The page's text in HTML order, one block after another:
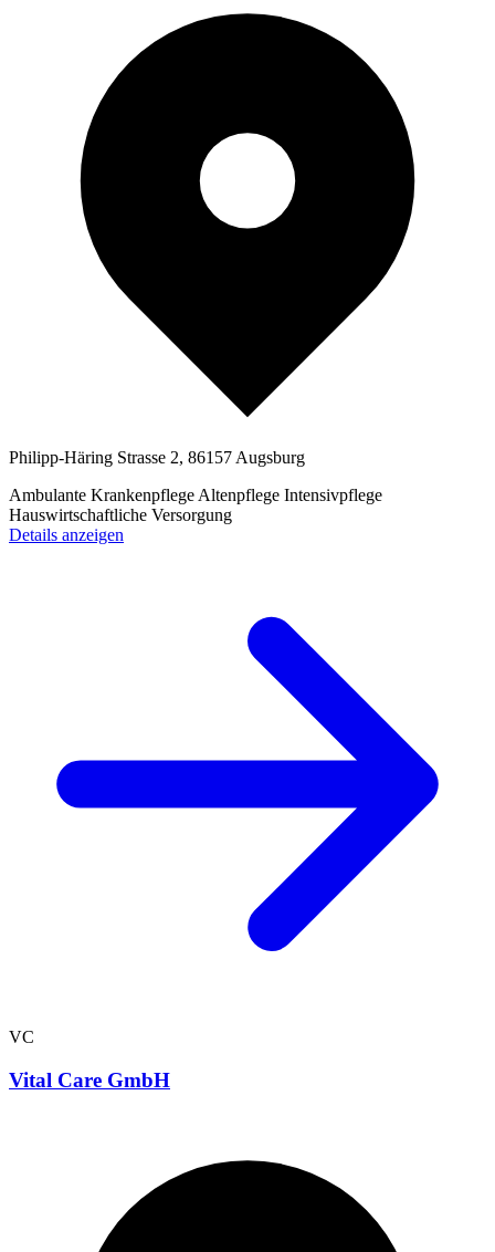
Philipp-Häring Strasse 2, 86157 Augsburg
Ambulante Krankenpflege Altenpflege Intensivpflege
Hauswirtschaftliche Versorgung
Details anzeigen
VC
Vital Care GmbH